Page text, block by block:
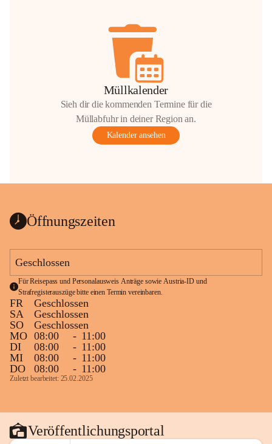
Müllkalender
Sieh dir die kommenden Termine für die
Müllabfuhr in deiner Region an.
Kalender ansehen
Öffnungszeiten
Geschlossen
Für Reisepass und Personalausweis Anträge sowie Austria-ID und
Strafregisterauszüge bitte einen Termin vereinbaren.
FR
Geschlossen
SA
Geschlossen
SO
Geschlossen
MO 08:00 - 11:00
DI
08:00 - 11:00
MI
08:00 - 11:00
DO
08:00 - 11:00
Zuletzt bearbeitet: 25.02.2025
Veröffentlichungsportal